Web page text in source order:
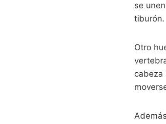
se
tiburón.
Otro
cabeza